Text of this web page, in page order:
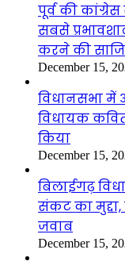
पूर्व की
सबसे
करने की
December 15,
विधानसभा में
विधायक
किया
December 15,
बिलाईगढ़
संकट का
जवाब
December 15,